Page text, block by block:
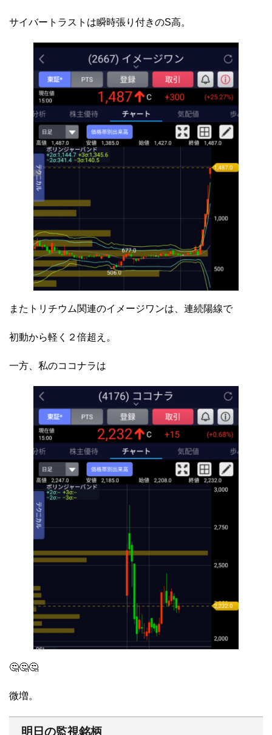
サイバートラストは瞬時張り付きのS高。
またトリチウム関連のイメージワンは、連続陽線で
初動から軽く２倍超え。
一方、私のココナラは
🤔🤔🤔
微増。
明日の監視銘柄